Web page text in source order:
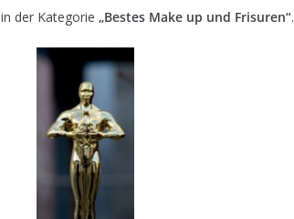
in der Kategorie „Bestes Make up und Frisuren“.